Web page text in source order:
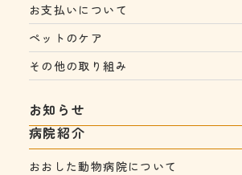
お支払いについて
ペットのケア
その他の取り組み
お知らせ
病院紹介
おおした動物病院について